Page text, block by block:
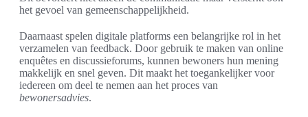
het gevoel van gemeenschappelijkheid.
Daarnaast spelen digitale platforms een belangrijke rol in het
verzamelen van feedback. Door gebruik te maken van online
enquêtes en discussieforums, kunnen bewoners hun mening
makkelijk en snel geven. Dit maakt het toegankelijker voor
iedereen om deel te nemen aan het proces van
bewonersadvies.